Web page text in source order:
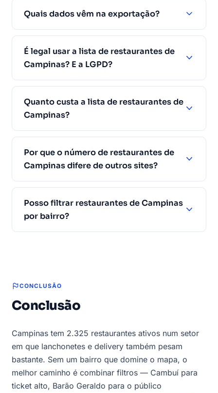
Quais dados vêm na exportação?
É legal usar a lista de restaurantes de
Campinas? E a LGPD?
Quanto custa a lista de restaurantes de
Campinas?
Por que o número de restaurantes de
Campinas difere de outros sites?
Posso filtrar restaurantes de Campinas
por bairro?
CONCLUSÃO
Conclusão
Campinas tem 2.325 restaurantes ativos num setor
em que lanchonetes e delivery também pesam
bastante. Sem um bairro que domine o mapa, o
melhor caminho é combinar filtros — Cambuí para
ticket alto, Barão Geraldo para o público